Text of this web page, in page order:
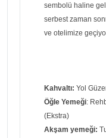
sembolü haline
serbest zaman
ve otelimize
Kahvaltı: Yol
Öğle Yemeği:
(Ekstra)
Akşam yemeği: